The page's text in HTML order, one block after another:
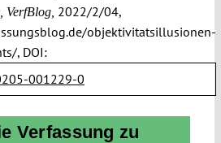
VerfBlog, 2022/2/04,
objektivitatsillusionen-
, DOI:
001229-0
Verfassung zu